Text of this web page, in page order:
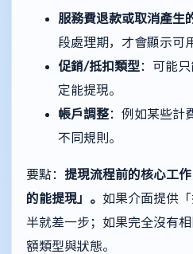
服務費退款或取消產生
段處理期，才會顯示可
促銷/抵扣類型：可能
定能提現。
帳戶調整：例如某些計
不同規則。
要點： 提現流程前的核心工
的能提現」。 如果介面提供
半就差一步；如果完全沒有
額類型與狀態。